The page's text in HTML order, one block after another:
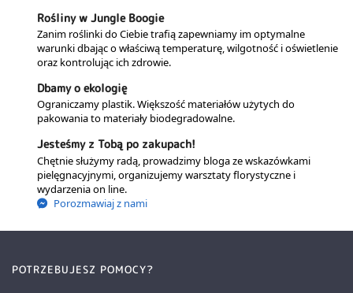
Rośliny w Jungle Boogie
Zanim roślinki do Ciebie trafią zapewniamy im optymalne
warunki dbając o właściwą temperaturę, wilgotność i oświetlenie
oraz kontrolując ich zdrowie.
Dbamy o ekologię
Ograniczamy plastik. Większość materiałów użytych do
pakowania to materiały biodegradowalne.
Jesteśmy z Tobą po zakupach!
Chętnie służymy radą, prowadzimy bloga ze wskazówkami
pielęgnacyjnymi, organizujemy warsztaty florystyczne i
wydarzenia on line.
Porozmawiaj z nami
POTRZEBUJESZ POMOCY?